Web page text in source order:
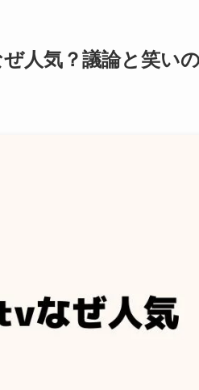
人気？議論と笑い